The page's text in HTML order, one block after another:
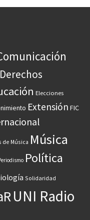
Derechos
Elecciones
Extensión FIC
de Música Música
Política
Solidaridad
UNI Radio